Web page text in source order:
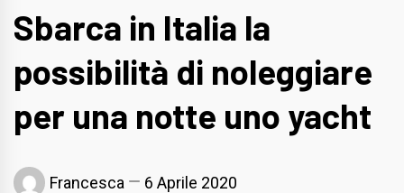
Sbarca in Italia la
possibilità di noleggiare
per una notte uno yacht
Francesca 6 Aprile 2020